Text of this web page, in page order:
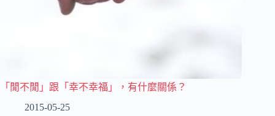
「閒不閒」跟「幸不幸福」，有什麼關係？
2015-05-25